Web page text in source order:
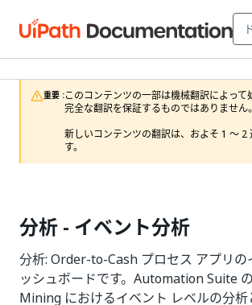
重要 :このコンテンツの一部は機械翻訳によって
完全な翻訳を保証するものではありません。
新しいコンテンツの翻訳は、およそ 1 ～ 2
す。
分析 - イベント分析
分析: Order-to-Cash プロセス アプリの
ッシュボードです。Automation Suite
Mining におけるイベント レベルの分